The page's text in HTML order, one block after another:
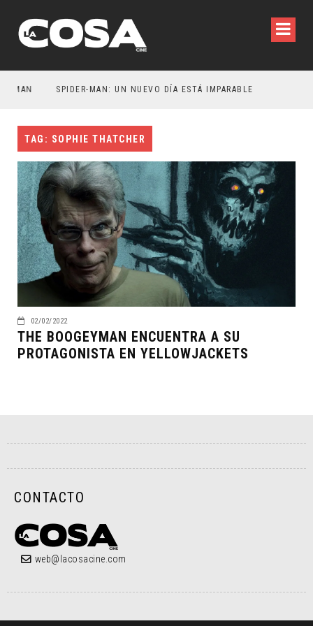
SPIDER-MAN: UN NUEVO DÍA ESTÁ IMPARABLE
TAG: SOPHIE THATCHER
02/02/2022
THE BOOGEYMAN ENCUENTRA A SU
PROTAGONISTA EN YELLOWJACKETS
CONTACTO
web@lacosacine.com